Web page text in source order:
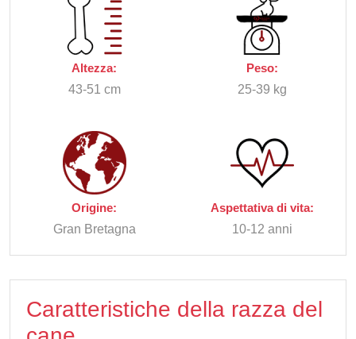
Altezza:
43-51 cm
Peso:
25-39 kg
Origine:
Gran Bretagna
Aspettativa di vita:
10-12 anni
Caratteristiche della razza del